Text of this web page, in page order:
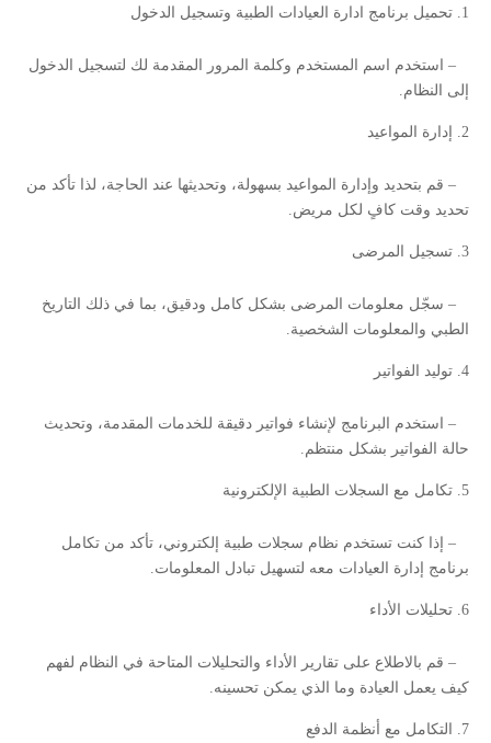
تحميل برنامج ادارة العيادات الطبية وتسجيل الدخول
– استخدم اسم المستخدم وكلمة المرور المقدمة لك لتسجيل الدخول
إلى النظام.
إدارة المواعيد
– قم بتحديد وإدارة المواعيد بسهولة، وتحديثها عند الحاجة، لذا تأكد من
تحديد وقت كافٍ لكل مريض.
تسجيل المرضى
– سجّل معلومات المرضى بشكل كامل ودقيق، بما في ذلك التاريخ
الطبي والمعلومات الشخصية.
توليد الفواتير
– استخدم البرنامج لإنشاء فواتير دقيقة للخدمات المقدمة، وتحديث
حالة الفواتير بشكل منتظم.
تكامل مع السجلات الطبية الإلكترونية
– إذا كنت تستخدم نظام سجلات طبية إلكتروني، تأكد من تكامل
برنامج إدارة العيادات معه لتسهيل تبادل المعلومات.
تحليلات الأداء
– قم بالاطلاع على تقارير الأداء والتحليلات المتاحة في النظام لفهم
كيف يعمل العيادة وما الذي يمكن تحسينه.
التكامل مع أنظمة الدفع